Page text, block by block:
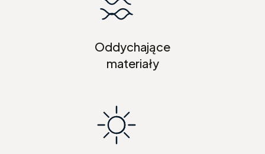
Oddychające
materiały